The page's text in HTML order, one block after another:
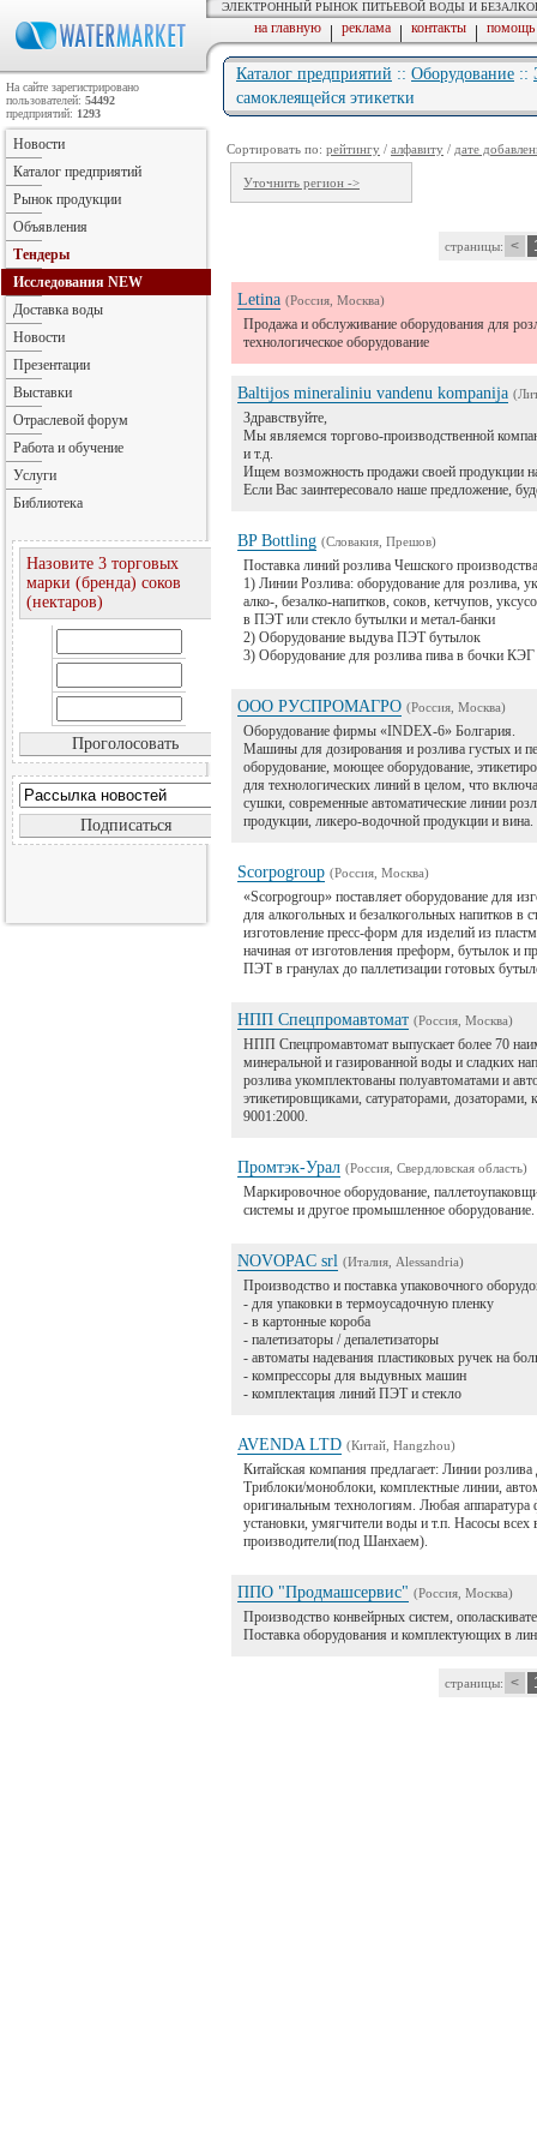
ЭЛЕКТРОННЫЙ РЫНОК ПИТЬЕВОЙ ВОДЫ И
на главную | реклама | контакты | помощь
Каталог предприятий :: Оборудование ::
самоклеящейся этикетки
Сортировать по: рейтингу / алфавиту / дате
Уточнить регион ->
страницы: <
Letina (Россия, Москва)
Продажа и обслуживание оборудования для
технологическое оборудование
Baltijos mineraliniu vandenu kompanija
Здравствуйте,
Мы являемся торгово-производственной
и т.д.
Ищем возможность продажи своей продукции
Если Вас заинтересовало наше предложение,
BP Bottling (Словакия, Прешов)
Поставка линий розлива Чешского
1) Линии Розлива: оборудование для розлива,
алко-, безалко-напитков, соков, кетчупов,
в ПЭТ или стекло бутылки и метал-банки
2) Оборудование выдува ПЭТ бутылок
3) Оборудование для розлива пива в бочки КЭГ
ООО РУСПРОМАГРО (Россия, Москва)
Оборудование фирмы «INDEX-6» Болгария.
Машины для дозирования и розлива густых и
оборудование, моющее оборудование,
для технологических линий в целом, что
сушки, современные автоматические линии
продукции, ликеро-водочной продукции и вина.
Scorpogroup (Россия, Москва)
«Scorpogroup» поставляет оборудование для
для алкогольных и безалкогольных напитков
изготовление пресс-форм для изделий из
начиная от изготовления преформ, бутылок и
ПЭТ в гранулах до паллетизации готовых
НПП Спецпромавтомат (Россия, Москва)
НПП Спецпромавтомат выпускает более 70
минеральной и газированной воды и сладких
розлива укомплектованы полуавтоматами и
этикетировщиками, сатураторами,
9001:2000.
Промтэк-Урал (Россия, Свердловская область)
Маркировочное оборудование,
системы и другое промышленное оборудование.
NOVOPAC srl (Италия, Alessandria)
Производство и поставка упаковочного
- для упаковки в термоусадочную пленку
- в картонные короба
- палетизаторы / депалетизаторы
- автоматы надевания пластиковых ручек на
- компрессоры для выдувных машин
- комплектация линий ПЭТ и стекло
AVENDA LTD (Китай, Hangzhou)
Китайская компания предлагает: Линии
Триблоки/моноблоки, комплектные линии,
оригинальным технологиям. Любая
установки, умягчители воды и т.п. Насосы
производители(под Шанхаем).
ППО "Продмашсервис" (Россия, Москва)
Производство конвейрных систем,
Поставка оборудования и комплектующих в
страницы: <
На сайте зарегистрировано
пользователей: 54492
предприятий: 1293
Новости
Каталог предприятий
Рынок продукции
Объявления
Тендеры
Исследования NEW
Доставка воды
Новости
Презентации
Выставки
Отраслевой форум
Работа и обучение
Услуги
Библиотека
Назовите 3 торговых
марки (бренда) соков
(нектаров)